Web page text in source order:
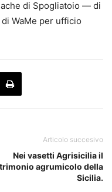
di Spogliatoio — di
WaMe per ufficio
Articolo succesivo
Nei vasetti Agrisicilia il
agrumicolo della
Sicilia.